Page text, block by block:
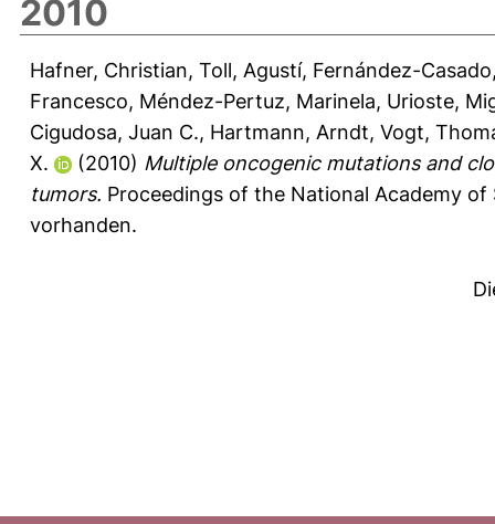
2010
Hafner, Christian, Toll, Agustí, Fernández-
Francesco, Méndez-Pertuz, Marinela, Urioste,
Cigudosa, Juan C., Hartmann, Arndt, Vogt,
X.
(2010) Multiple oncogenic mutations and
tumors. Proceedings of the National Academy
vorhanden.